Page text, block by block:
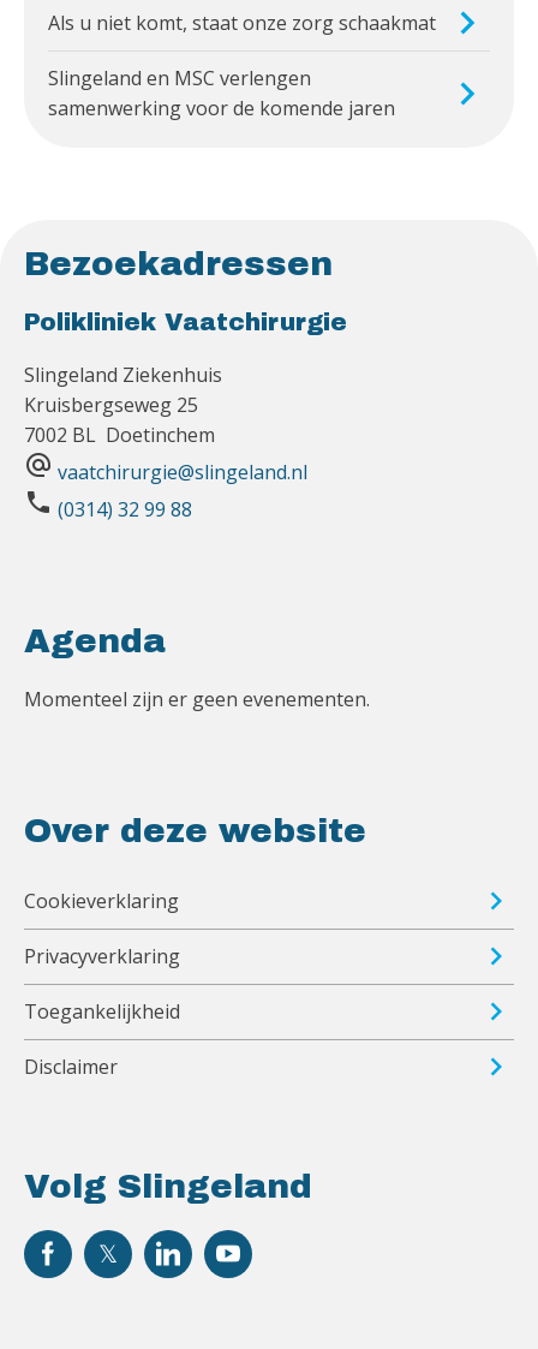
Als u niet komt, staat onze zorg schaakmat
Slingeland en MSC verlengen
samenwerking voor de komende jaren
Bezoekadressen
Polikliniek Vaatchirurgie
Slingeland Ziekenhuis
Kruisbergseweg 25
7002 BL Doetinchem
alternate_email vaatchirurgie@slingeland.nl
phone (0314) 32 99 88
Volg Slingeland
Agenda
Momenteel zijn er geen evenementen.
Over deze website
Cookieverklaring
Privacyverklaring
Toegankelijkheid
Disclaimer